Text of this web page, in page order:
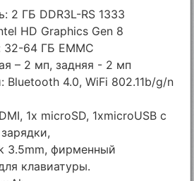
2 ГБ DDR3L-RS 1333
HD Graphics Gen 8
32-64 ГБ EMMC
– 2 мп, задняя - 2 мп
Bluetooth 4.0, WiFi 802.11b/g/n
1х microSD, 1хmicroUSB с
3.5mm, фирменный
клавиатуры.